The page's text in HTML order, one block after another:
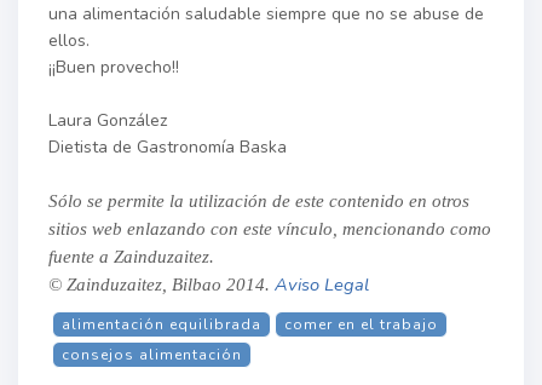
una alimentación saludable siempre que no se abuse de
ellos.
¡¡Buen provecho!!
Laura González
Dietista de Gastronomía Baska
Sólo se permite la utilización de este contenido en otros
sitios web enlazando con este vínculo, mencionando como
fuente a Zainduzaitez.
© Zainduzaitez, Bilbao 2014. Aviso Legal
alimentación equilibrada
comer en el trabajo
consejos alimentación